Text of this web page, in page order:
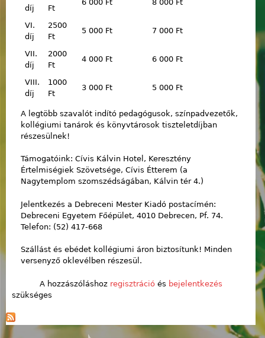
díj
Ft
6 000 Ft 8 000 Ft
VI.
díj
2500
Ft
5 000 Ft 7 000 Ft
VII.
díj
2000
Ft
4 000 Ft 6 000 Ft
VIII.
díj
1000
Ft
3 000 Ft 5 000 Ft
A legtöbb szavalót indító pedagógusok, színpadvezetők,
kollégiumi tanárok és könyvtárosok tiszteletdíjban
részesülnek!
Támogatóink: Cívis Kálvin Hotel, Keresztény
Értelmiségiek Szövetsége, Cívis Étterem (a
Nagytemplom szomszédságában, Kálvin tér 4.)
Jelentkezés a Debreceni Mester Kiadó postacímén:
Debreceni Egyetem Főépület, 4010 Debrecen, Pf. 74.
Telefon: (52) 417-668
Szállást és ebédet kollégiumi áron biztosítunk! Minden
versenyző oklevélben részesül.
A hozzászóláshoz regisztrációés bejelentkezés
szükséges